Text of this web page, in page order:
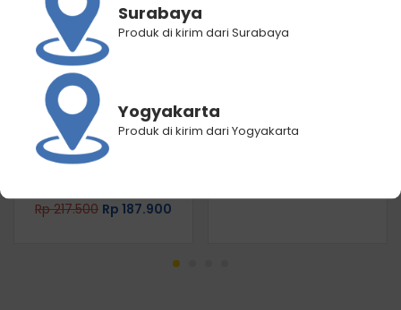
PAKET ISI 3 – Makarizo T1
Techno Nature Equalizer
Shampoo & Conditioner
180 mL + Rosemary Scalp
& Hair Oil 40mL –
Shampoo Conditioner Non
SLS / Rosemary Oil / Scalp
Oil / Hair Oil / Hair Care /
Hair Treatment /
Rp217.500 Rp 187.900
Makarizo Asters Mova Hair
Surabaya
Produk di kirim dari Surabaya
Yogyakarta
Produk di kirim dari Yogyakarta